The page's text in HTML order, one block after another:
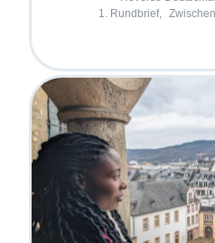
1. Rundbrief,